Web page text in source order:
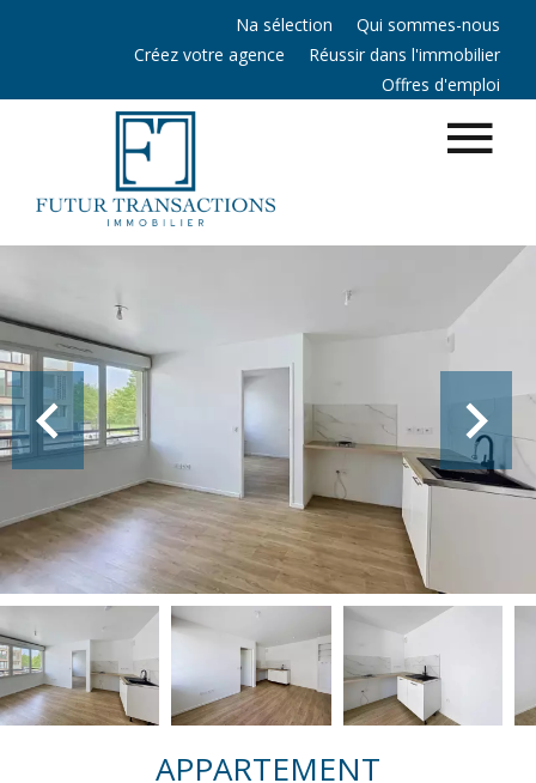
Na sélection
Qui sommes-nous
Créez votre agence
Réussir dans l'immobilier
Offres d'emploi
APPARTEMENT